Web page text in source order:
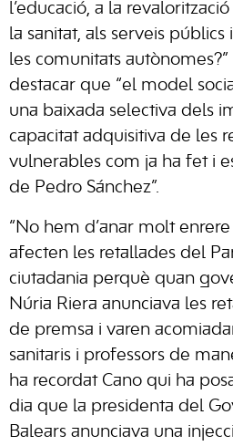
l’educació, a la
la sanitat, als serveis
les comunitats
destacar que “el model
una baixada selectiva dels
capacitat adquisitiva de les
vulnerables com ja ha fet i
de Pedro Sánchez”.
“No hem d’anar molt
afecten les retallades del
ciutadania perquè quan
Núria Riera anunciava les
de premsa i varen
sanitaris i professors de
ha recordat Cano qui ha
dia que la presidenta del
Balears anunciava una